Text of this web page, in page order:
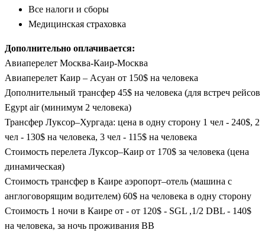
Все налоги и сборы
Медицинская страховка
Дополнительно оплачивается:
Авиаперелет Москва-Каир-Москва
Авиаперелет Каир – Асуан от 150$ на человека
Дополнительный трансфер 45$ на человека (для встреч рейсов
Egypt air (минимум 2 человека)
Трансфер Луксор–Хургада: цена в одну сторону 1 чел - 240$, 2
чел - 130$ на человека, 3 чел - 115$ на человека
Стоимость перелета Луксор–Каир от 170$ за человека (цена
динамическая)
Стоимость трансфер в Каире аэропорт–отель (машина с
англоговорящим водителем) 60$ на человека в одну сторону
Стоимость 1 ночи в Каире от - от 120$ - SGL ,1/2 DBL - 140$
на человека, за ночь проживания BB